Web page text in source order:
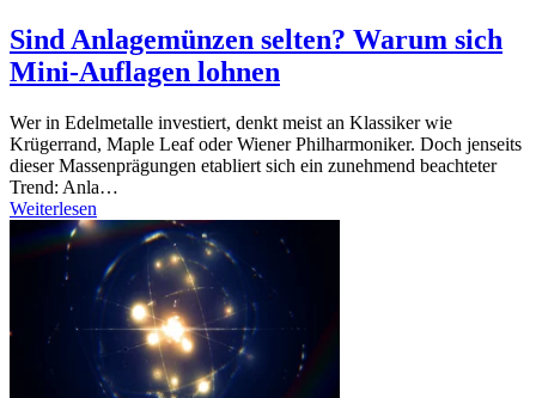
Sind Anlagemünzen selten? Warum sich
Mini-Auflagen lohnen
Wer in Edelmetalle investiert, denkt meist an Klassiker wie
Krügerrand, Maple Leaf oder Wiener Philharmoniker. Doch jenseits
dieser Massenprägungen etabliert sich ein zunehmend beachteter
Trend: Anla…
Weiterlesen